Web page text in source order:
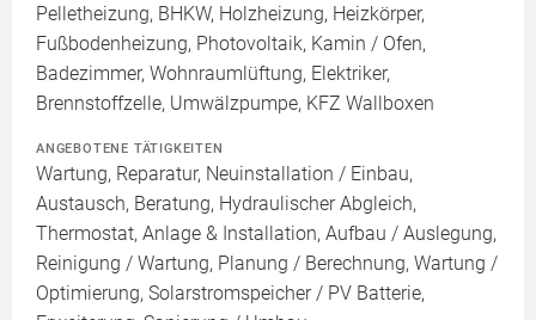
Pelletheizung, BHKW, Holzheizung, Heizkörper,
Fußbodenheizung, Photovoltaik, Kamin / Ofen,
Badezimmer, Wohnraumlüftung, Elektriker,
Brennstoffzelle, Umwälzpumpe, KFZ Wallboxen
ANGEBOTENE TÄTIGKEITEN
Wartung, Reparatur, Neuinstallation / Einbau,
Austausch, Beratung, Hydraulischer Abgleich,
Thermostat, Anlage & Installation, Aufbau / Auslegung,
Reinigung / Wartung, Planung / Berechnung, Wartung /
Optimierung, Solarstromspeicher / PV Batterie,